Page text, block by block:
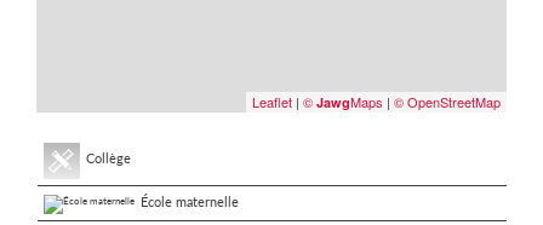
Leaflet | © JawgMaps | © OpenStreetMap
Collège
École maternelle